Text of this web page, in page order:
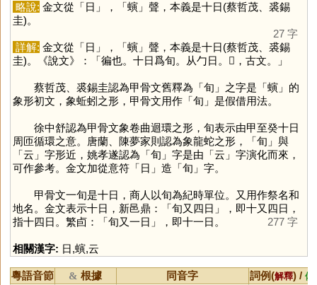
略說: 金文從「日 」，「螾」聲，本義是十日(蔡哲茂、裘錫
圭)。
27 字
詳解: 金文從「日 」，「螾」聲，本義是十日(蔡哲茂、裘錫
圭)。《說文》：「徧也。十日爲旬。从勹日。𠣙，古文。」
蔡哲茂、裘錫圭認為甲骨文舊釋為「旬 」之字是「螾」的
象形初文，象蚯蚓之形，甲骨文用作「旬 」是假借用法。
徐中舒認為甲骨文象卷曲迴環之形，旬表示由甲至癸十日
周匝循環之意。唐蘭、陳夢家則認為象龍蛇之形，「旬 」與
「云 」字形近，姚孝遂認為「旬 」字是由「云 」字演化而來，
可作參考。金文加從意符「日 」造「旬 」字。
甲骨文一旬是十日，商人以旬為紀時單位。又用作祭名和
地名。金文表示十日，新邑鼎：「旬又四日」，即十又四日，
指十四日。繁卣：「旬又一日」，即十一日。
277 字
相關漢字: 日,螾,云
粵語音節 & 根據 同音字 詞例(解釋) / 備